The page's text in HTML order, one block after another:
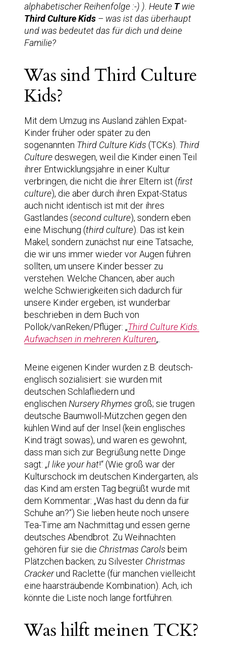
alphabetischer Reihenfolge :-) ). Heute Twie
Third Culture Kids – was ist das überhaupt
und was bedeutet das für dich und deine
Familie?
Was sind Third Culture
Kids?
Mit dem Umzug ins Ausland zählen Expat-
Kinder früher oder später zu den
sogenannten Third Culture Kids (TCKs). Third
Culture deswegen, weil die Kinder einen Teil
ihrer Entwicklungsjahre in einer Kultur
verbringen, die nicht die ihrer Eltern ist (first
culture), die aber durch ihren Expat-Status
auch nicht identisch ist mit der ihres
Gastlandes (second culture), sondern eben
eine Mischung (third culture). Das ist kein
Makel, sondern zunächst nur eine Tatsache,
die wir uns immer wieder vor Augen führen
sollten, um unsere Kinder besser zu
verstehen. Welche Chancen, aber auch
welche Schwierigkeiten sich dadurch für
unsere Kinder ergeben, ist wunderbar
beschrieben in dem Buch von
Pollok/vanReken/Pflüger: „Third Culture Kids.
Aufwachsen in mehreren Kulturen„
Meine eigenen Kinder wurden z.B. deutsch-
englisch sozialisiert: sie wurden mit
deutschen Schlafliedern und
englischen Nursery Rhymes groß; sie trugen
deutsche Baumwoll-Mützchen gegen den
kühlen Wind auf der Insel (kein englisches
Kind trägt sowas), und waren es gewohnt,
dass man sich zur Begrüßung nette Dinge
sagt: „I like your hat!“ (Wie groß war der
Kulturschock im deutschen Kindergarten, als
das Kind am ersten Tag begrüßt wurde mit
dem Kommentar: „Was hast du denn da für
Schuhe an?“) Sie lieben heute noch unsere
Tea-Time am Nachmittag und essen gerne
deutsches Abendbrot. Zu Weihnachten
gehören für sie die Christmas Carols beim
Plätzchen backen; zu Silvester Christmas
Crackerund Raclette (für manchen vielleicht
eine haarsträubende Kombination). Ach, ich
könnte die Liste noch lange fortführen.
Was hilft meinen TCK?